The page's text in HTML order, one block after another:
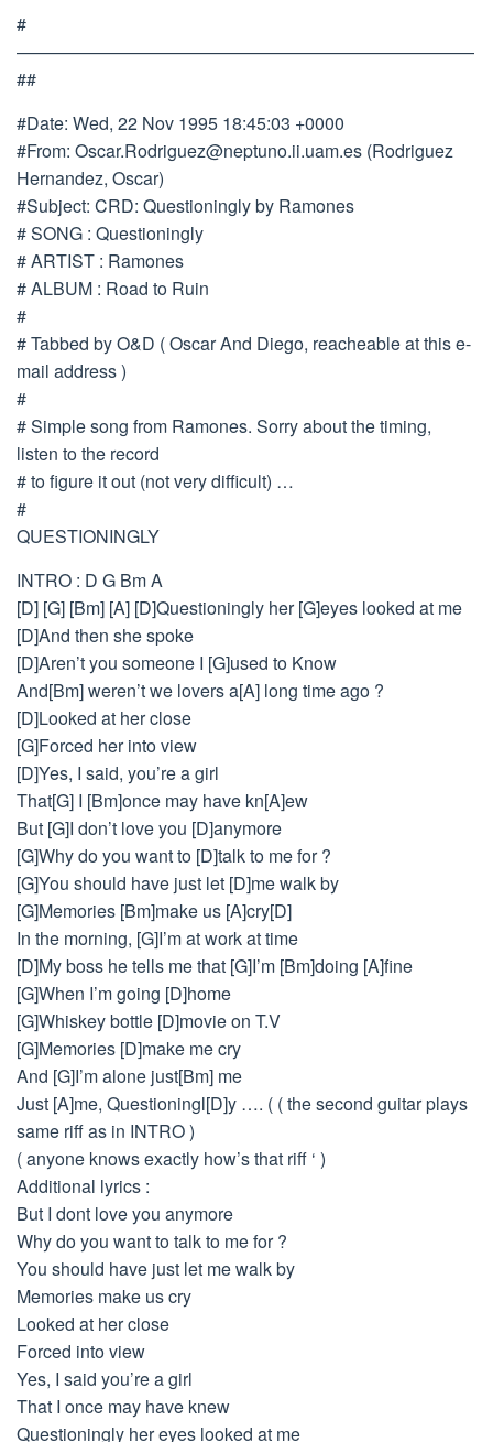
#
——————————————————————————
##
#Date: Wed, 22 Nov 1995 18:45:03 +0000
#From: Oscar.Rodriguez@neptuno.ii.uam.es (Rodriguez
Hernandez, Oscar)
#Subject: CRD: Questioningly by Ramones
# SONG : Questioningly
# ARTIST : Ramones
# ALBUM : Road to Ruin
#
# Tabbed by O&D ( Oscar And Diego, reacheable at this e-
mail address )
#
# Simple song from Ramones. Sorry about the timing,
listen to the record
# to figure it out (not very difficult) …
#
QUESTIONINGLY
INTRO : D G Bm A
[D] [G] [Bm] [A] [D]Questioningly her [G]eyes looked at me
[D]And then she spoke
[D]Aren’t you someone I [G]used to Know
And[Bm] weren’t we lovers a[A] long time ago ?
[D]Looked at her close
[G]Forced her into view
[D]Yes, I said, you’re a girl
That[G] I [Bm]once may have kn[A]ew
But [G]I don’t love you [D]anymore
[G]Why do you want to [D]talk to me for ?
[G]You should have just let [D]me walk by
[G]Memories [Bm]make us [A]cry[D]
In the morning, [G]I’m at work at time
[D]My boss he tells me that [G]I’m [Bm]doing [A]fine
[G]When I’m going [D]home
[G]Whiskey bottle [D]movie on T.V
[G]Memories [D]make me cry
And [G]I’m alone just[Bm] me
Just [A]me, Questioningl[D]y …. ( ( the second guitar plays
same riff as in INTRO )
( anyone knows exactly how’s that riff ‘ )
Additional lyrics :
But I dont love you anymore
Why do you want to talk to me for ?
You should have just let me walk by
Memories make us cry
Looked at her close
Forced into view
Yes, I said you’re a girl
That I once may have knew
Questioningly her eyes looked at me